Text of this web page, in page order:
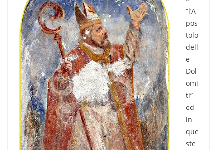
“l’A
pos
tolo
dell
e
Dol
omi
ti”
ed
in
que
ste